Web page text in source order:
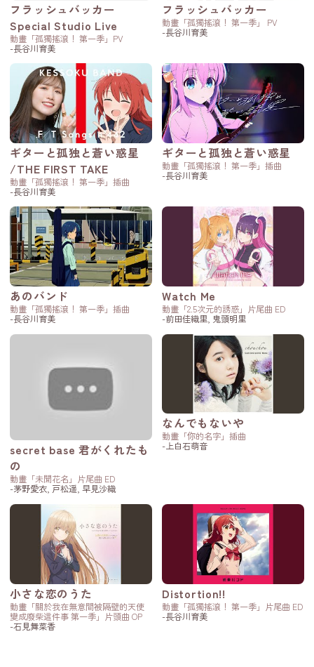
フラッシュバッカー
Special Studio Live
動畫「孤獨搖滾！ 第一季」PV
-長谷川育美
フラッシュバッカー
動畫「孤獨搖滾！ 第一季」 PV
-長谷川育美
ギターと孤独と蒼い惑星
/THE FIRST TAKE
動畫「孤獨搖滾！ 第一季」插曲
-長谷川育美
ギターと孤独と蒼い惑星
動畫「孤獨搖滾！ 第一季」插曲
-長谷川育美
あのバンド
動畫「孤獨搖滾！ 第一季」插曲
-長谷川育美
Watch Me
動畫「2.5次元的誘惑」片尾曲 ED
-前田佳織里, 鬼頭明里
secret base 君がくれたも
の
動畫「未聞花名」片尾曲 ED
-茅野愛衣, 戸松遥, 早見沙織
なんでもないや
動畫「你的名字」插曲
-上白石萌音
小さな恋のうた
動畫「關於我在無意間被隔壁的天使
變成廢柴這件事 第一季」片頭曲 OP
-石見舞菜香
Distortion!!
動畫「孤獨搖滾！ 第一季」片尾曲 ED
-長谷川育美